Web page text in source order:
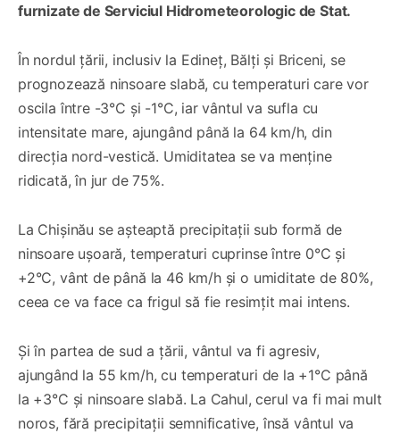
furnizate de Serviciul Hidrometeorologic de Stat.
În nordul țării, inclusiv la Edineț, Bălți și Briceni, se
prognozează ninsoare slabă, cu temperaturi care vor
oscila între -3°C și -1°C, iar vântul va sufla cu
intensitate mare, ajungând până la 64 km/h, din
direcția nord-vestică. Umiditatea se va menține
ridicată, în jur de 75%.
La Chișinău se așteaptă precipitații sub formă de
ninsoare ușoară, temperaturi cuprinse între 0°C și
+2°C, vânt de până la 46 km/h și o umiditate de 80%,
ceea ce va face ca frigul să fie resimțit mai intens.
Și în partea de sud a țării, vântul va fi agresiv,
ajungând la 55 km/h, cu temperaturi de la +1°C până
la +3°C și ninsoare slabă. La Cahul, cerul va fi mai mult
noros, fără precipitații semnificative, însă vântul va